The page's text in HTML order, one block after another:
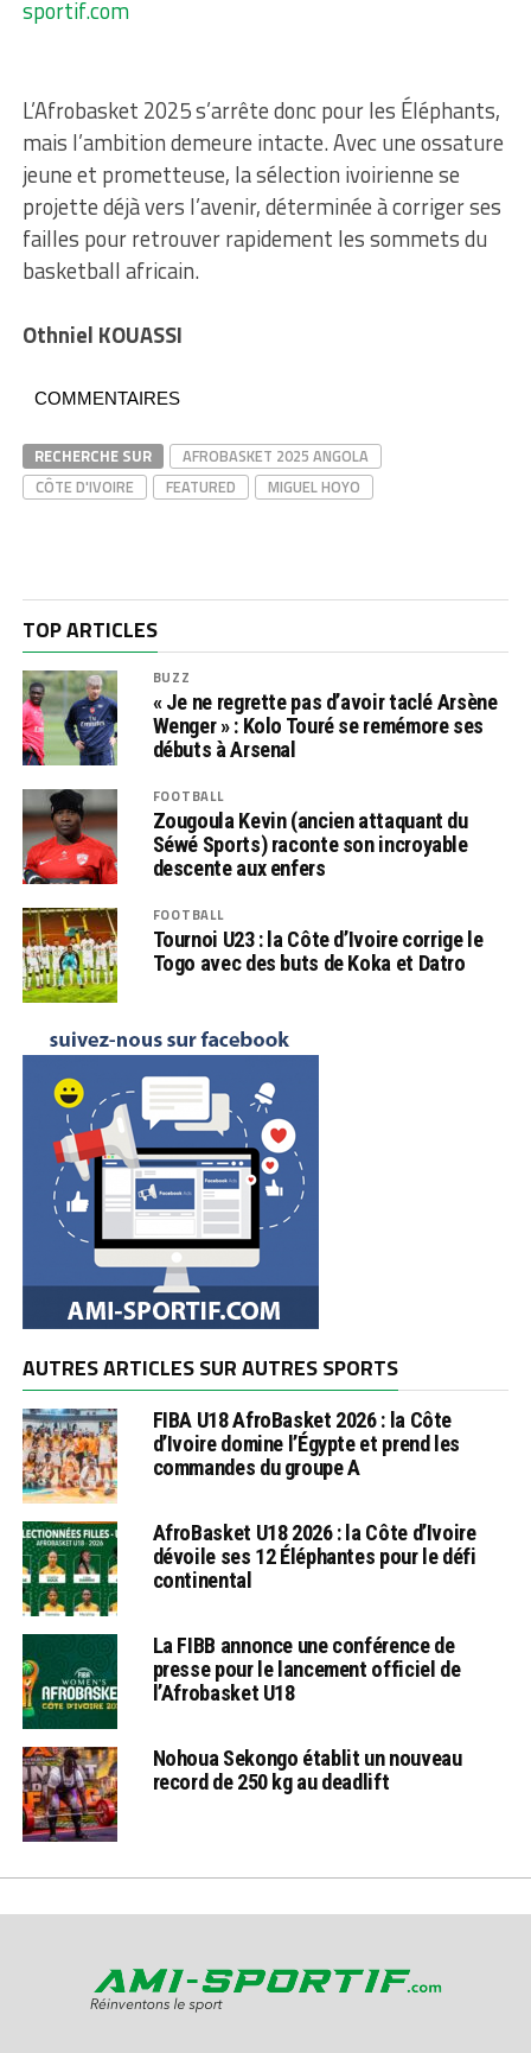
sportif.com
L’Afrobasket 2025 s’arrête donc pour les Éléphants,
mais l’ambition demeure intacte. Avec une ossature
jeune et prometteuse, la sélection ivoirienne se
projette déjà vers l’avenir, déterminée à corriger ses
failles pour retrouver rapidement les sommets du
basketball africain.
Othniel KOUASSI
COMMENTAIRES
RECHERCHE SUR
AFROBASKET 2025 ANGOLA
CÔTE D'IVOIRE
FEATURED MIGUEL HOYO
TOP ARTICLES
BUZZ
« Je ne regrette pas d’avoir taclé Arsène
Wenger » : Kolo Touré se remémore ses
débuts à Arsenal
FOOTBALL
Zougoula Kevin (ancien attaquant du
Séwé Sports) raconte son incroyable
descente aux enfers
FOOTBALL
Tournoi U23 : la Côte d’Ivoire corrige le
Togo avec des buts de Koka et Datro
AUTRES ARTICLES SUR AUTRES SPORTS
FIBA U18 AfroBasket 2026 : la Côte
d’Ivoire domine l’Égypte et prend les
commandes du groupe A
AfroBasket U18 2026 : la Côte d’Ivoire
dévoile ses 12 Éléphantes pour le défi
continental
La FIBB annonce une conférence de
presse pour le lancement officiel de
l’Afrobasket U18
Nohoua Sekongo établit un nouveau
record de 250 kg au deadlift